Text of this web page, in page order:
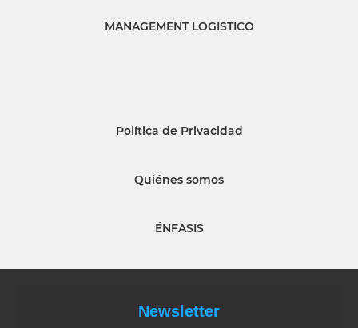
MANAGEMENT LOGISTICO
Política de Privacidad
Quiénes somos
ÉNFASIS
Newsletter